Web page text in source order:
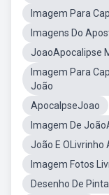
Imagem Para
Imagens Do
JoaoApocalipse
Imagem Para
João
ApocalpseJoao
Imagem De
João E OLivrinho
Imagem Fotos
Desenho De